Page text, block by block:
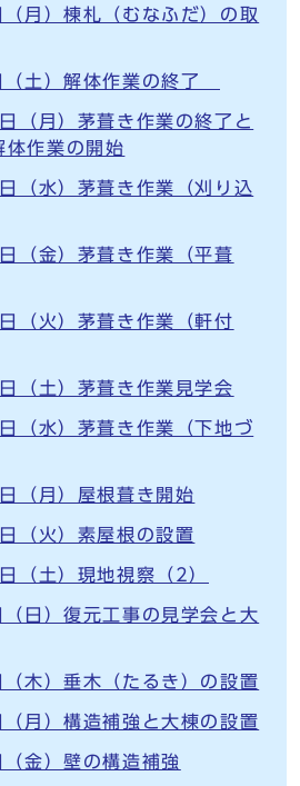
月）棟札（むなふだ）の取
土）解体作業の終了
（月）茅葺き作業の終了と
体作業の開始
（水）茅葺き作業（刈り込
（金）茅葺き作業（平葺
（火）茅葺き作業（軒付
（土）茅葺き作業見学会
（水）茅葺き作業（下地づ
（月）屋根葺き開始
（火）素屋根の設置
（土）現地視察（2）
日）復元工事の見学会と大
木）垂木（たるき）の設置
月）構造補強と大棟の設置
金）壁の構造補強